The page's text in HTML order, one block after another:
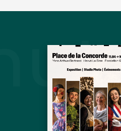
à l’effondrement
milieu du désastre,
et goûte son
consentie. C’est
Mourir en